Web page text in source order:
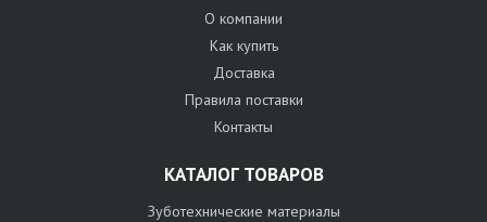
О компании
Как купить
Доставка
Правила поставки
Контакты
КАТАЛОГ ТОВАРОВ
Зуботехнические материалы